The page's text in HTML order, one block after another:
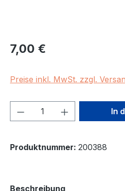
Regulärer Preis:
7,00 €
Preise inkl. MwSt. zzgl.
Produkt Anzahl: In
Produktnummer: 200388
Beschreibung